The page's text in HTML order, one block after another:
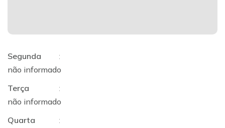
Segunda
:
não informado
Terça
:
não informado
Quarta
: